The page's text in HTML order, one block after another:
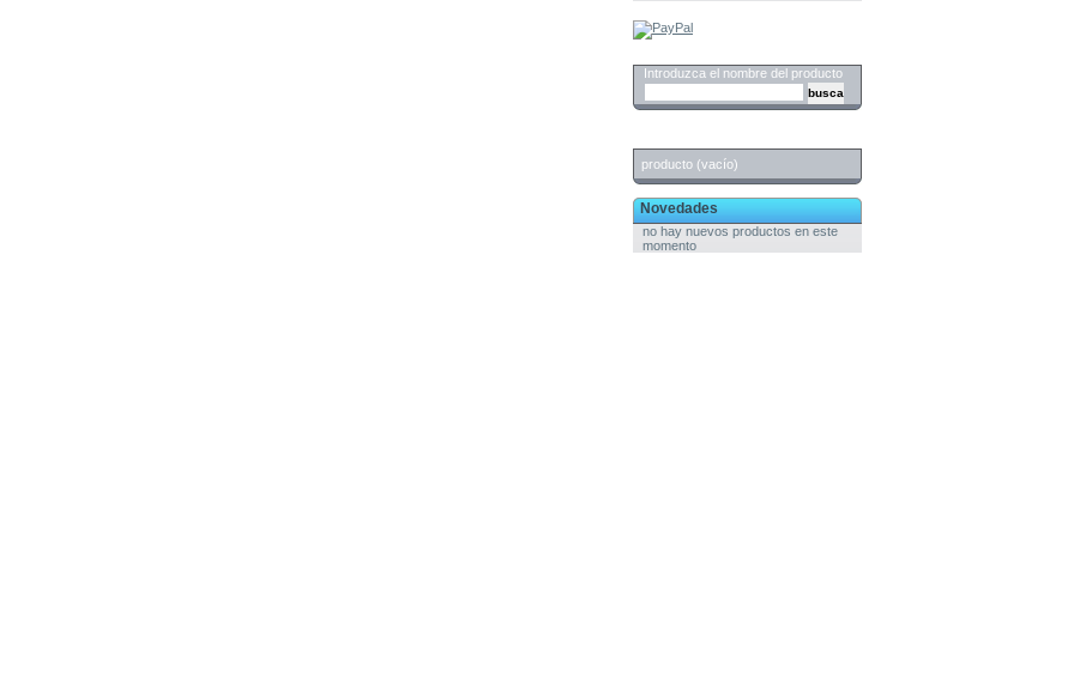
Introduzca el nombre del producto
producto (vacío)
Novedades
no hay nuevos productos en este
momento